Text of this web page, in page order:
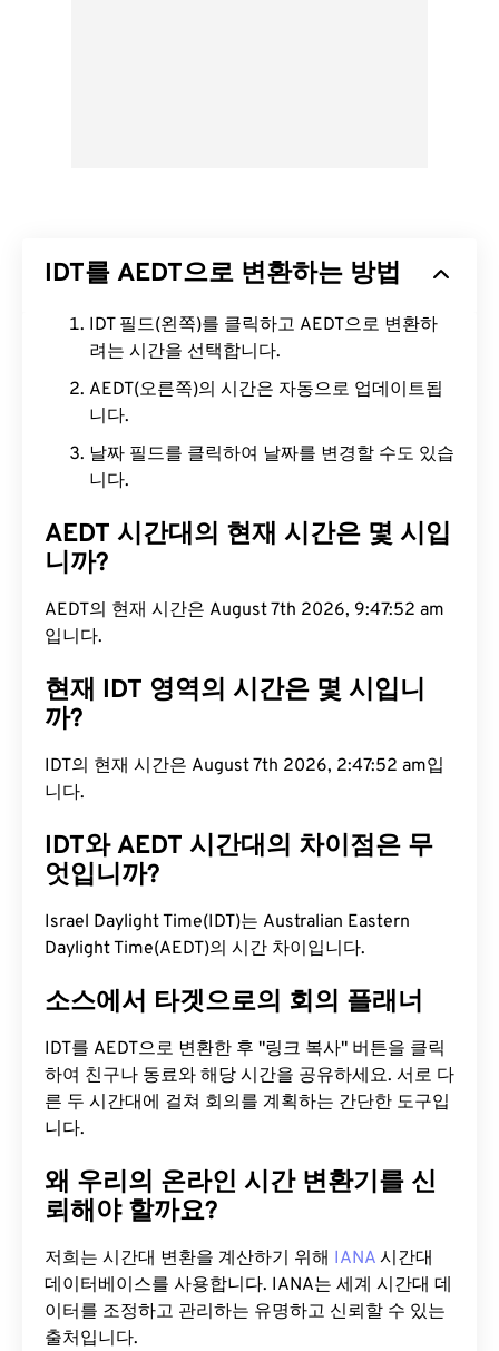
IDT를 AEDT으로 변환하는 방법
IDT 필드(왼쪽)를 클릭하고 AEDT으로 변환하
려는 시간을 선택합니다.
AEDT(오른쪽)의 시간은 자동으로 업데이트됩
니다.
날짜 필드를 클릭하여 날짜를 변경할 수도 있습
니다.
AEDT 시간대의 현재 시간은 몇 시입
니까?
AEDT의 현재 시간은 August 7th 2026, 9:47:53 am
입니다.
현재 IDT 영역의 시간은 몇 시입니
까?
IDT의 현재 시간은 August 7th 2026, 2:47:53 am입
니다.
IDT와 AEDT 시간대의 차이점은 무
엇입니까?
Israel Daylight Time(IDT)는 Australian Eastern
Daylight Time(AEDT)의 시간 차이입니다.
소스에서 타겟으로의 회의 플래너
IDT를 AEDT으로 변환한 후 "링크 복사" 버튼을 클릭
하여 친구나 동료와 해당 시간을 공유하세요. 서로 다
른 두 시간대에 걸쳐 회의를 계획하는 간단한 도구입
니다.
왜 우리의 온라인 시간 변환기를 신
뢰해야 할까요?
저희는 시간대 변환을 계산하기 위해 IANA 시간대
데이터베이스를 사용합니다. IANA는 세계 시간대 데
이터를 조정하고 관리하는 유명하고 신뢰할 수 있는
출처입니다.